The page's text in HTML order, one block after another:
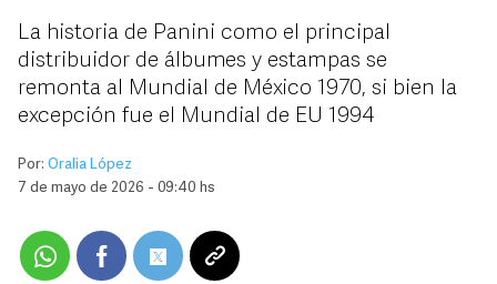
La historia de Panini como el principal
distribuidor de álbumes y estampas se
remonta al Mundial de México 1970, si bien la
excepción fue el Mundial de EU 1994
Por: Oralia López
7 de mayo de 2026 - 09:40 hs